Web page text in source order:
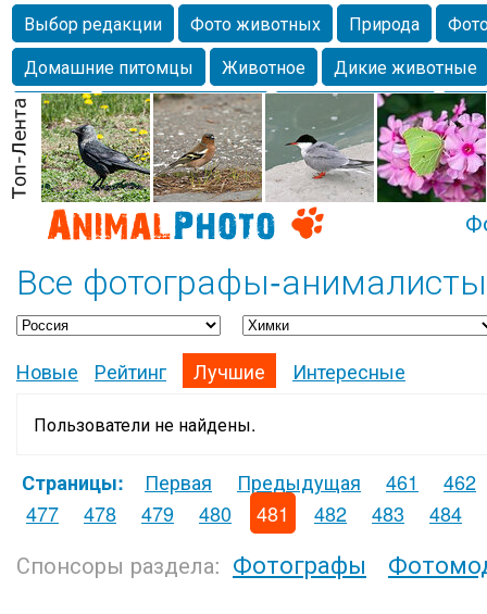
Выбор редакции Фото животных Природа
Домашние питомцы
Животное
Дикие животные
Собаки
Alexanderandronik Млекопитающие
Морда
Собачка Осень Портрет
Домашние
Насекомое
Коты Lebert Дикие птицы Утка
Все фотографы-
Новые Рейтинг Лучшие Интересные
Пользователи не найдены.
Страницы: Первая Предыдущая 461
462
477
478 479 480 481 482 483 484
Спонсоры раздела: Фотографы